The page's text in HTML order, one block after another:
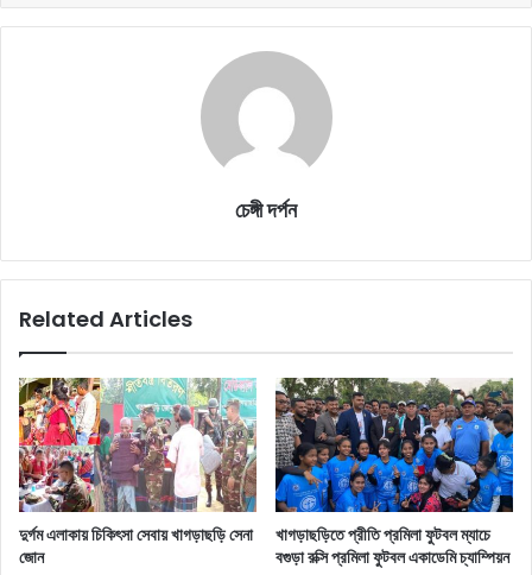
চেঙ্গী দর্পন
Related Articles
দুর্গম এলাকায় চিকিৎসা সেবায় খাগড়াছড়ি সেনা
জোন
খাগড়াছড়িতে প্রীতি প্রমিলা ফুটবল ম্যাচে
বগুড়া রক্সি প্রমিলা ফুটবল একাডেমি চ্যাম্পিয়ন